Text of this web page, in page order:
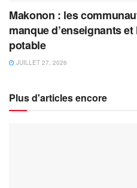
Makonon : les
manque d’enseignants
potable
JUILLET 27, 2026
Plus d'articles encore